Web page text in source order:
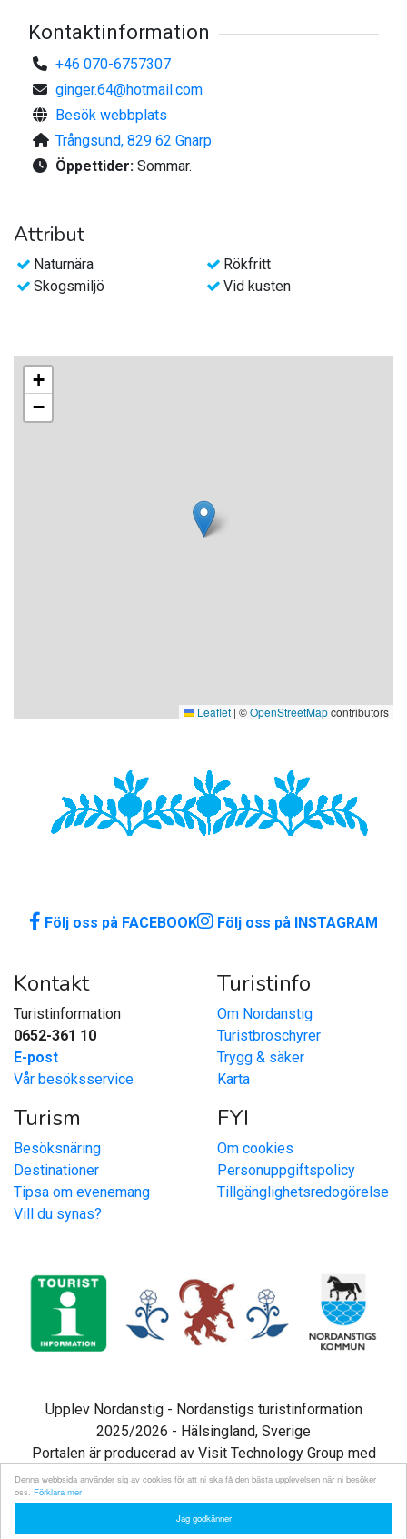
Jag godkänner
Denna webbsida använder sig av cookies för att ni ska få den bästa upplevelsen när ni besöker
oss. Förklara mer
Kontaktinformation
+46 070-6757307
ginger.64@hotmail.com
Besök webbplats
Trångsund, 829 62 Gnarp
Öppettider: Sommar.
Attribut
Naturnära
Rökfritt
Skogsmiljö
Vid kusten
+
−
Leaflet | ©OpenStreetMapcontributors
Följ oss på FACEBOOK Följ oss på INSTAGRAM
Kontakt
Turistinformation
0652-361 10
E-post
Vår besöksservice
Turistinfo
Om Nordanstig
Turistbroschyrer
Trygg & säker
Karta
Turism
Besöksnäring
Destinationer
Tipsa om evenemang
Vill du synas?
FYI
Om cookies
Personuppgiftspolicy
Tillgänglighetsredogörelse
Upplev Nordanstig - Nordanstigs turistinformation
2025/2026 - Hälsingland, Sverige
Portalen är producerad av Visit Technology Group med
Citybreak™ Information & Reservation System